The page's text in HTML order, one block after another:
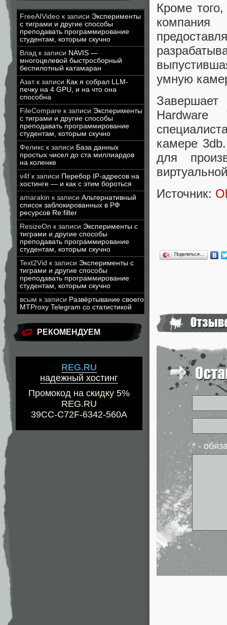
FreeAIVideo к записи Эксперименты
с тиграми и другие способы
преподавать программирование
студентам, которым скучно
Влад к записи NAVIS —
многоцелевой быстросборный
беспилотный катамаран
Азатк записи Как я собрал LLM-
печку на 4 GPU, и на что она
способна
FileCompare к записи Эксперименты
с тиграми и другие способы
преподавать программирование
студентам, которым скучно
Феликс к записи База данных
простых чисел до ста миллиардов
на коленке
v4f к записи Перебор IP-адресов на
хостинге — и как с этим бороться
amarakin к записи Альтернативный
список заблокированных в РФ
ресурсов Re:filter
ResizeOn к записи Эксперименты с
тиграми и другие способы
преподавать программирование
студентам, которым скучно
Text2Vid к записи Эксперименты с
тиграми и другие способы
преподавать программирование
студентам, которым скучно
всым к записи Развёртывание своего
MTProxy Telegram со статистикой
РЕКОМЕНДУЕМ
REG.RU
надежный хостинг
Промокод на скидку 5%
REG.RU
39CC-C72F-6342-560A
Кроме
умную
камере
для
Источник:
Поделиться…
* -